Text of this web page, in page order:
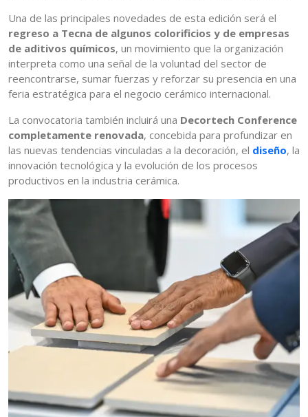
Una de las principales novedades de esta edición será el
regreso a Tecna de algunos colorificios y de empresas
de aditivos químicos, un movimiento que la organización
interpreta como una señal de la voluntad del sector de
reencontrarse, sumar fuerzas y reforzar su presencia en una
feria estratégica para el negocio cerámico internacional.
La convocatoria también incluirá una Decortech Conference
completamente renovada, concebida para profundizar en
las nuevas tendencias vinculadas a la decoración, el diseño, la
innovación tecnológica y la evolución de los procesos
productivos en la industria cerámica.